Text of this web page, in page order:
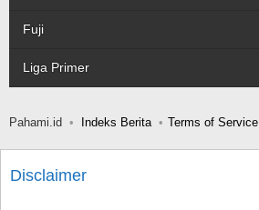
Fuji
Liga Primer
Pahami.id Indeks Berita Terms of Service
Disclaimer